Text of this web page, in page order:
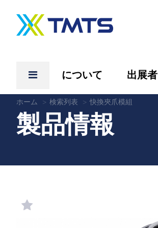
について 出展者
ホーム 検索列表 快換夾爪模組
製品情報